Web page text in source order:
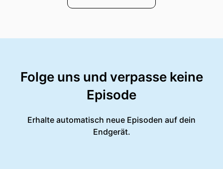
Folge uns und verpasse keine
Episode
Erhalte automatisch neue Episoden auf dein
Endgerät.